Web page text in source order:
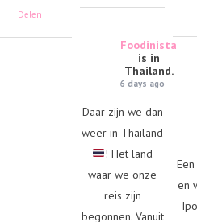
Delen
Foodinista
is in
Thailand.
6 days ago
Daar zijn we dan
weer in Thailand
! Het land
waar we onze
reis zijn
begonnen. Vanuit
en